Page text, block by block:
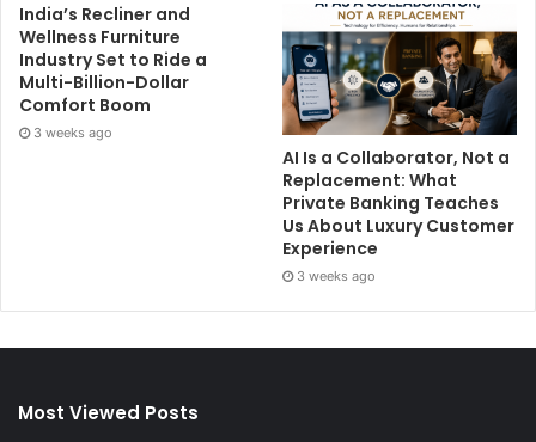
India’s Recliner and
Wellness Furniture
Industry Set to Ride a
Multi-Billion-Dollar
Comfort Boom
3 weeks ago
AI Is a Collaborator, Not a
Replacement: What
Private Banking Teaches
Us About Luxury Customer
Experience
3 weeks ago
Most Viewed Posts